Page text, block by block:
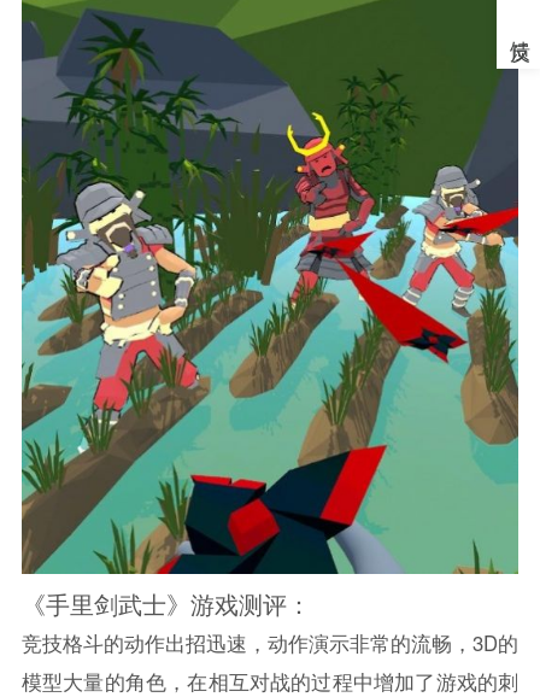
《手里剑武士》游戏测评：
竞技格斗的动作出招迅速，动作演示非常的流畅，3D的
模型大量的角色，在相互对战的过程中增加了游戏的刺